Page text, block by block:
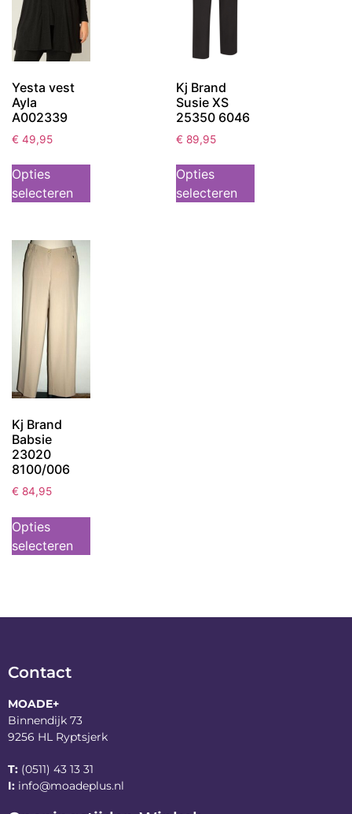
Yesta vest
Ayla
A002339
€ 49,95
Opties
selecteren
Kj Brand
Susie XS
25350 6046
€ 89,95
Opties
selecteren
Kj Brand
Babsie
23020
8100/006
€ 84,95
Opties
selecteren
Contact
MOADE+
Binnendijk 73
9256 HL Ryptsjerk
T: (0511) 43 13 31
I: info@moadeplus.nl